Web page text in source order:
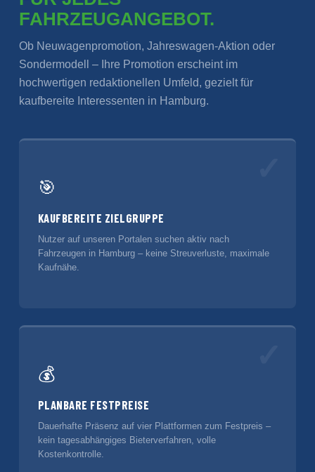
FAHRZEUGANGEBOT.
Ob Neuwagenpromotion, Jahreswagen-Aktion oder
Sondermodell – Ihre Promotion erscheint im
hochwertigen redaktionellen Umfeld, gezielt für
kaufbereite Interessenten in Hamburg.
🎯
KAUFBEREITE ZIELGRUPPE
Nutzer auf unseren Portalen suchen aktiv nach
Fahrzeugen in Hamburg – keine Streuverluste, maximale
Kaufnähe.
💰
PLANBARE FESTPREISE
Dauerhafte Präsenz auf vier Plattformen zum Festpreis –
kein tagesabhängiges Bieterverfahren, volle
Kostenkontrolle.